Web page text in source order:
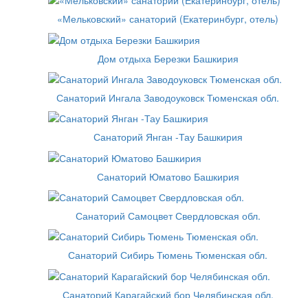
«Мельковский» санаторий (Екатеринбург, отель)
Дом отдыха Березки Башкирия
Санаторий Ингала Заводоуковск Тюменская обл.
Санаторий Янган -Тау Башкирия
Санаторий Юматово Башкирия
Санаторий Самоцвет Свердловская обл.
Санаторий Сибирь Тюмень Тюменская обл.
Санаторий Карагайский бор Челябинская обл.